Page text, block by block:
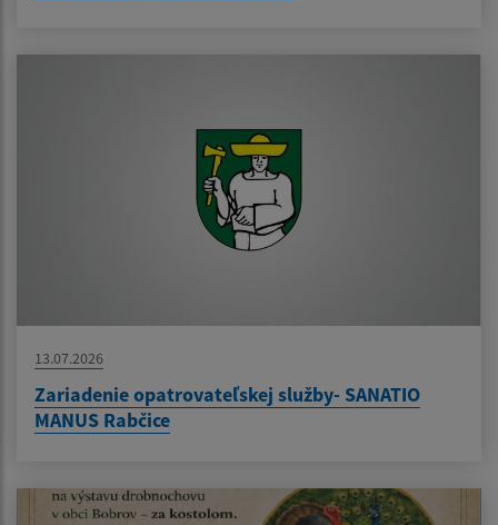
13.07.2026
Zariadenie opatrovateľskej služby- SANATIO
MANUS Rabčice